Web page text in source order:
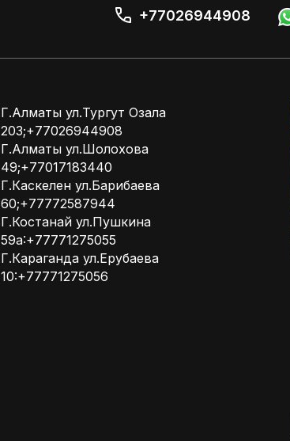
+77026944908
Г.Алматы ул.Тургут Озала
203;+77026944908
Г.Алматы ул.Шолохова
49;+77017183440
Г.Каскелен ул.Барибаева
60;+77772587944
Г.Костанай ул.Пушкина
59а:+77771275055
Г.Караганда ул.Ерубаева
10:+77771275056